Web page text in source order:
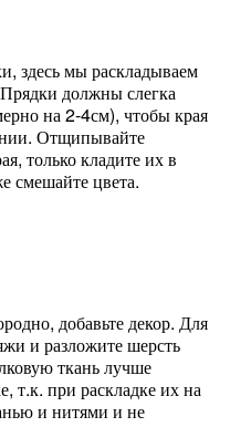
здесь мы раскладываем
должны слегка
на 2-4см), чтобы края
Отщипывайте
только кладите их в
смешайте цвета.
добавьте декор. Для
и разложите шерсть
ткань лучше
т.к. при раскладке их на
и нитями и не